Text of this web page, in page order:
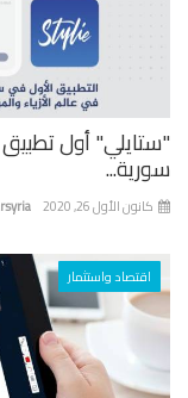
أول تطبيق
emmarsyria الأول 26, 2020
اقتصاد واستثمار